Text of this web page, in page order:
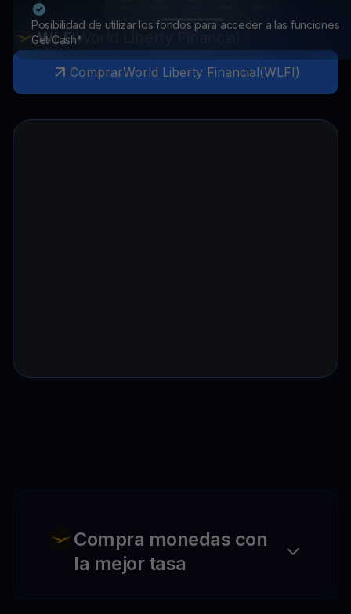
Posibilidad de utilizar los fondos para acceder a las funciones
Get Cash*
WLFIWorld Liberty Financial
ComprarWorld Liberty Financial(WLFI)
Compra monedas con
la mejor tasa